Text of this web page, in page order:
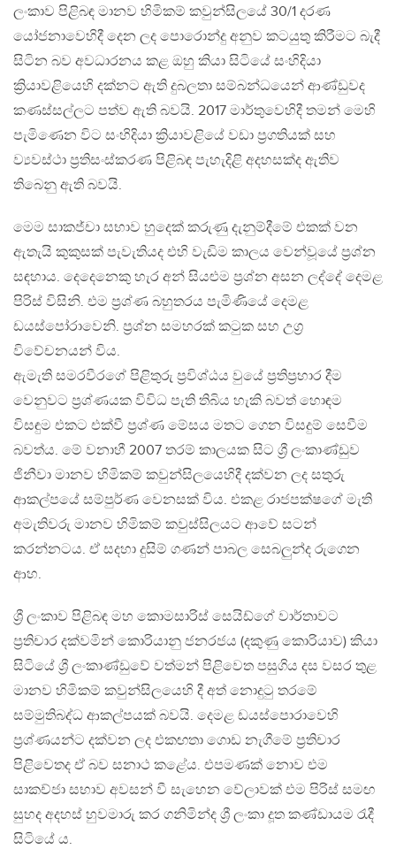
ලංකාව පිළිබඳ මානව හිමිකම් කවුන්සිලයේ 30/1 දරණ
යෝජනාවෙහිදී දෙන ලද පොරොන්දු අනුව කටයුතු කිරීමට බැදී
සිටින බව අවධාරනය කළ ඔහු කියා සිටියේ සංහිදියා
ක්‍රියාවළියෙහි දක්නට ඇති දුබලතා සම්බන්ධයෙන් ආණ්ඩුවද
කණස්සල්ලට පත්ව ඇති බවයි. 2017 මාර්තුවෙහිදී තමන් මෙහි
පැමිණෙන විට සංහිදියා ක්‍රියාවළියේ වඩා ප්‍රගතියක් සහ
ව්‍යවස්ථා ප්‍රතිසංස්කරණ පිළිබඳ පැහැදිළි අදහසක්ද ඇතිව
තිබෙනු ඇති බවයි.
මෙම සාකජ්චා සභාව හුදෙක් කරුණු දැනුම්දීමේ එකක් වන
ඇතැයි කුකුසක් පැවැතියද එහි වැඩිම කාලය වෙන්වූයේ ප්‍රශ්න
සඳහාය. දෙදෙනෙකු හැර අන් සියළුම ප්‍රශ්න අසන ලද්දේ දෙමළ
පිරිස් විසිනි. එම ප්‍රශ්ණ බහුතරය පැමිණියේ දෙමළ
ඩයස්පෝරාවෙනි. ප්‍රශ්න සමහරක් කටුක සහ උග්‍ර
විවේචනයන් විය.
ඇමැති සමරවීරගේ පිළිතුරු ප්‍රවිශ්ඨය වුයේ ප්‍රතිප්‍රහාර දීම
වෙනුවට ප්‍රශ්ණයක විවිධ පැති තිබිය හැකි බවත් හොඳම
විසඳුම එකට එක්වී ප්‍රශ්ණ මේසය මතට ගෙන විසදුම් සෙවීම
බවත්ය. මේ වනාහී 2007 තරම් කාලයක සිට ශ්‍රී ලංකාණ්ඩුව
ජිනීවා මානව හිමිකම් කවුන්සිලයෙහිදී දක්වන ලද සතුරු
ආකල්පයේ සම්පුර්ණ වෙනසක් විය. එකළ රාජපක්ෂගේ මැති
අමැතිවරු මානව හිමිකම් කවුස්සිලයට ආවේ සටන්
කරන්නටය. ඒ සදහා දුසිම් ගණන් පාබල සෙබලුන්ද රුගෙන
ආහ.
ශ්‍රී ලංකාව පිළිබඳ මහ කොමසාරිස් සෙයිඩ්ගේ වාර්තාවට
ප්‍රතිචාර දක්වමින් කොරියානු ජනරජය (දකුණු කොරියාව) කියා
සිටියේ ශ්‍රී ලංකාණ්ඩුවේ වත්මන් පිළිවෙත පසුගිය දස වසර තුළ
මානව හිමිකම් කවුන්සිලයෙහි දී අත් නොදුටු තරමේ
සම්මුතිබද්ධ ආකල්පයක් බවයි. දෙමළ ඩයස්පොරාවෙහි
ප්‍රශ්ණයන්ට දක්වන ලද එකඟතා ගොඩ නැගීමේ ප්‍රතිචාර
පිළිවෙතද ඒ බව සනාථ කළේය. එපමණක් නොව එම
සාකච්ජා සභාව අවසන් වී සැහෙන වේලාවක් එම පිරිස් සමඟ
සුහද අදහස් හුවමාරු කර ගනිමින්ද ශ්‍රී ලංකා දූත කණ්ඩායම රැදී
සිටියේ ය.